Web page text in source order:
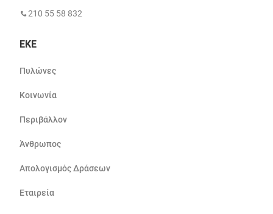
210 55 58 832
ΕΚΕ
Πυλώνες
Κοινωνία
Περιβάλλον
Άνθρωπος
Απολογισμός Δράσεων
Εταιρεία